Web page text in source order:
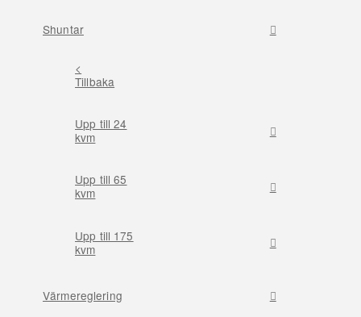
Shuntar
<
Tillbaka
Upp till 24
kvm
Upp till 65
kvm
Upp till 175
kvm
Värmereglering